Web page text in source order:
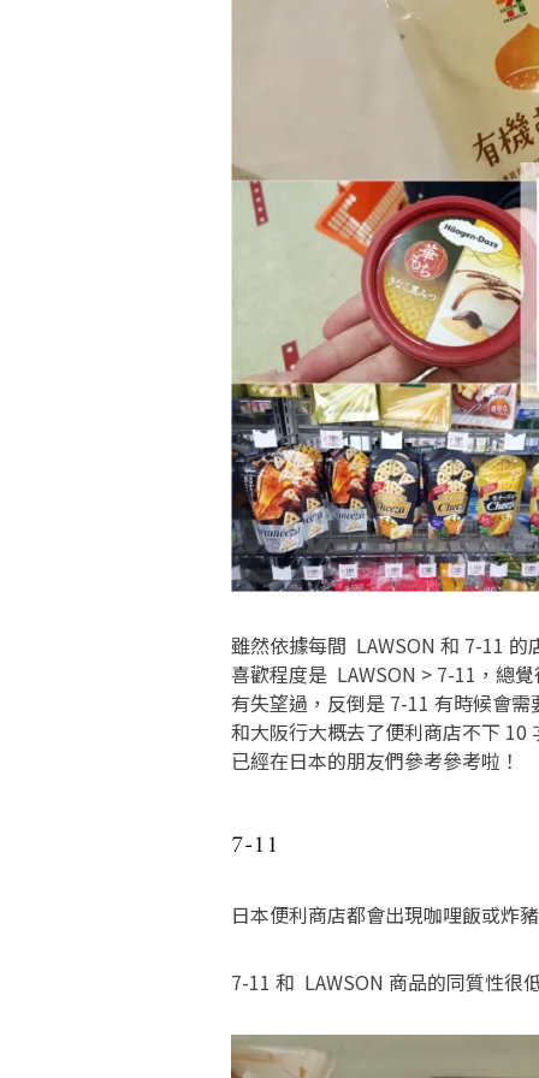
雖然依據每間 LAWSON 和 7-11
喜歡程度是 LAWSON > 7-11，總
有失望過，反倒是 7-11 有時候會
和大阪行大概去了便利商店不下 10
已經在日本的朋友們參考參考啦！
7-11
日本便利商店都會出現咖哩飯或炸
7-11 和 LAWSON 商品的同質性很